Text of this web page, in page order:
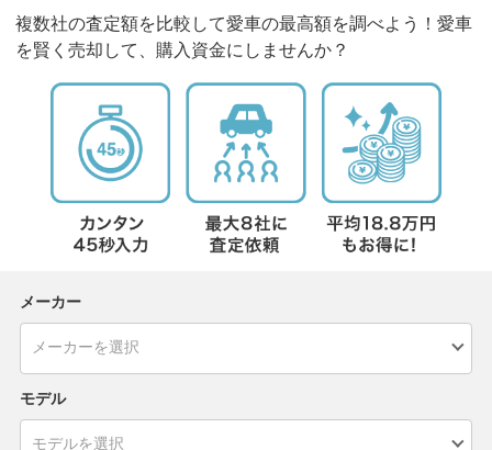
複数社の査定額を比較して愛車の最高額を調べよう！愛車
を賢く売却して、購入資金にしませんか？
メーカー
モデル